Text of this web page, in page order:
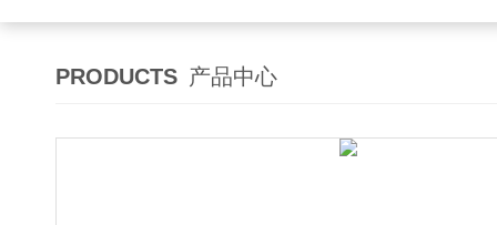
PRODUCTS 产品中心